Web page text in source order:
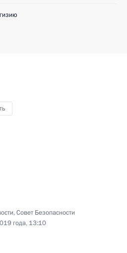
,Совет Безопасности
года, 13:10